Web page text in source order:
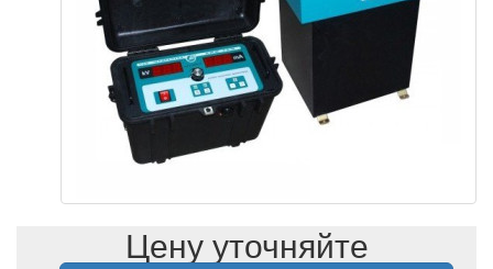
Цену уточняйте